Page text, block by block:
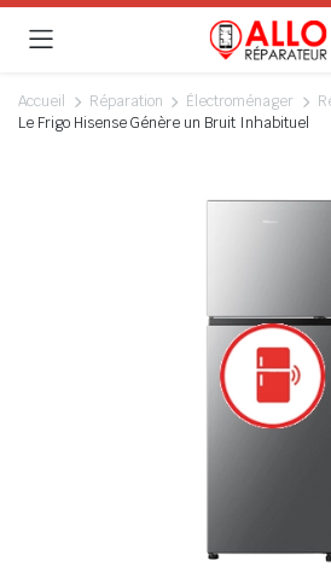
Accueil Réparation Électroménager
Le Frigo Hisense Génère un Bruit Inhabituel